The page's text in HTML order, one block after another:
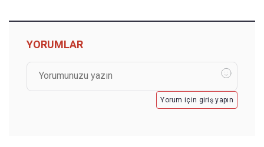
YORUMLAR
Yorum için giriş yapın